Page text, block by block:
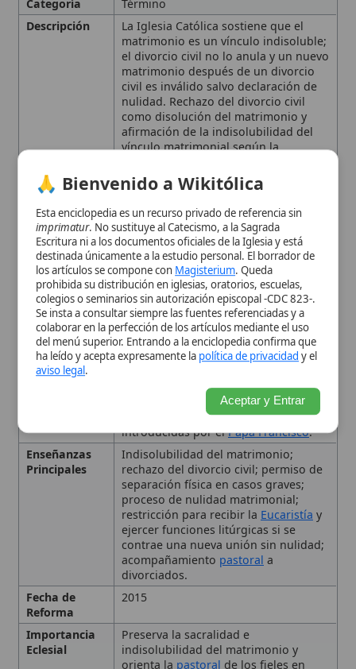
Referencias
Mc 10,11-12
Reformas de 2015 delPapa
Franciscopara agilizar los
procesos de nulidad matrimonial.
Quienes se divorcian civilmente y se
vuelven a casar no pueden recibir la
Comuniónni ejercer cargos de
responsabilidado funciones
litúrgicas, salvo que vivan en
continencia y se reconcilien mediante
lapenitencia.
Eclesiástica
Histórico
largo de los siglos; reformas de 2015
introducidas por elPapa Francisco
Enseñanzas
Principales
Indisolubilidad del matrimonio;
rechazo del divorcio civil; permiso de
separación física en casos graves;
proceso de nulidad matrimonial;
restricción para recibir laEucaristíay
ejercer funciones litúrgicas si se
contrae una nueva unión sin nulidad;
acompañamientopastorala
divorciados.
Fecha de
Eclesial
Preserva la sacralidad e
orienta lapastoralde los fieles en
situaciones de divorcio y nuevo
matrimonio.
Francisco
Doctrina
La Indisolubilidad del
Matrimonio
Separación de Cónyuges y
Nulidad Matrimonial
🙏 Bienvenido a Wikitólica
Esta enciclopedia es un recurso privado de referencia sin
. No sustituye al Catecismo, a la Sagrada
Escritura ni a los documentos oficiales de la Iglesia y está
destinada únicamente a la estudio personal. El borrador de
los artículos se compone con Magisterium. Queda
prohibida su distribución en iglesias, oratorios, escuelas,
colegios o seminarios sin autorización episcopal -CDC 823-.
Se insta a consultar siempre las fuentes referenciadas y a
colaborar en la perfección de los artículos mediante el uso
del menú superior. Entrando a la enciclopedia confirma que
aviso legal